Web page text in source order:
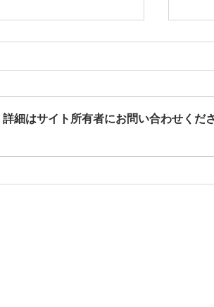
緋舞
細はサイト所有者にお問い合わせくだ